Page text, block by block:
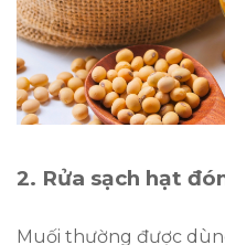
2. Rửa sạch hạt
Muối thường được